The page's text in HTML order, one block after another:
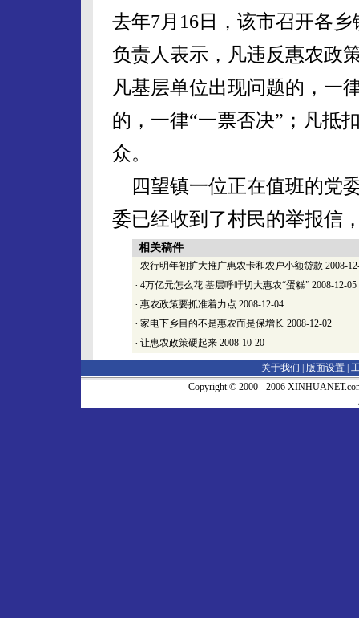
去年7月16日，该市召开各
负责人表示，凡违反惠农政
凡基层单位出现问题的，一
的，一律“一票否决”；凡抵
众。
四望镇一位正在值班的党
委已经收到了村民的举报信
相关稿件
· 农行明年初扩大推广惠农卡和农户小额贷款 2008-
· 4万亿元怎么花 基层呼吁切大惠农“蛋糕” 2008-12-05
· 惠农政策要抓准着力点 2008-12-04
· 家电下乡目的不是惠农而是保增长 2008-12-02
· 让惠农政策硬起来 2008-10-20
关于我们 | 版面设置
Copyright © 2000 - 2006